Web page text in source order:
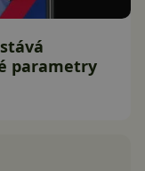
parametry